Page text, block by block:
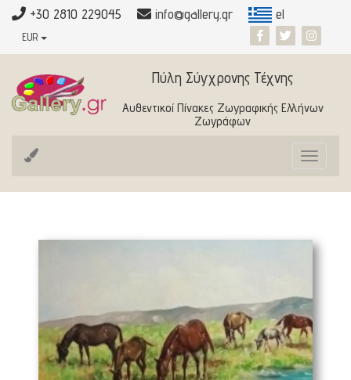
+30 2810 229045 info@gallery.gr el
EUR
Πύλη Σύγχρονης Τέχνης
Αυθεντικοί Πίνακες Ζωγραφικής Ελλήνων
Ζωγράφων
Toggle